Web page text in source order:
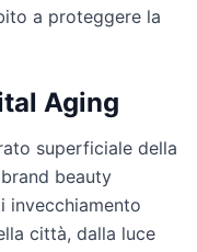
a proteggere la
Aging
superficiale della
beauty
invecchiamento
città, dalla luce